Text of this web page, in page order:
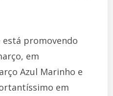
está promovendo
em
Azul Marinho e
em